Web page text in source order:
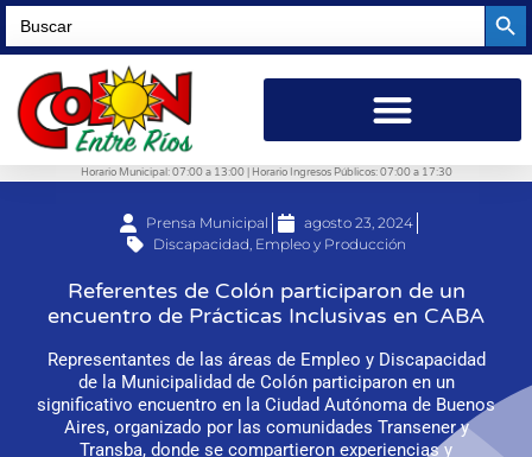
Search
for:
Horario Municipal: 07:00 a 13:00 | Horario Ingresos Públicos: 07:00 a 17:30
Prensa Municipal
agosto 23, 2024
Discapacidad Empleo y Producción
Referentes de Colón participaron de un
encuentro de Prácticas Inclusivas en CABA
Representantes de las áreas de Empleo y Discapacidad
de la Municipalidad de Colón participaron en un
significativo encuentro en la Ciudad Autónoma de Buenos
Aires, organizado por las comunidades Transener y
Transba, donde se compartieron experiencias y